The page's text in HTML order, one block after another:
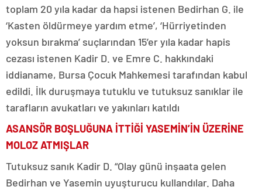
toplam 20 yıla kadar da hapsi istenen Bedirhan G. ile
‘Kasten öldürmeye yardım etme’, ‘Hürriyetinden
yoksun bırakma’ suçlarından 15’er yıla kadar hapis
cezası istenen Kadir D. ve Emre C. hakkındaki
iddianame, Bursa Çocuk Mahkemesi tarafından kabul
edildi. İlk duruşmaya tutuklu ve tutuksuz sanıklar ile
tarafların avukatları ve yakınları katıldı
ASANSÖR BOŞLUĞUNA İTTİĞİ YASEMİN’İN ÜZERİNE
MOLOZ ATMIŞLAR
Tutuksuz sanık Kadir D. “Olay günü inşaata gelen
Bedirhan ve Yasemin uyuşturucu kullandılar. Daha